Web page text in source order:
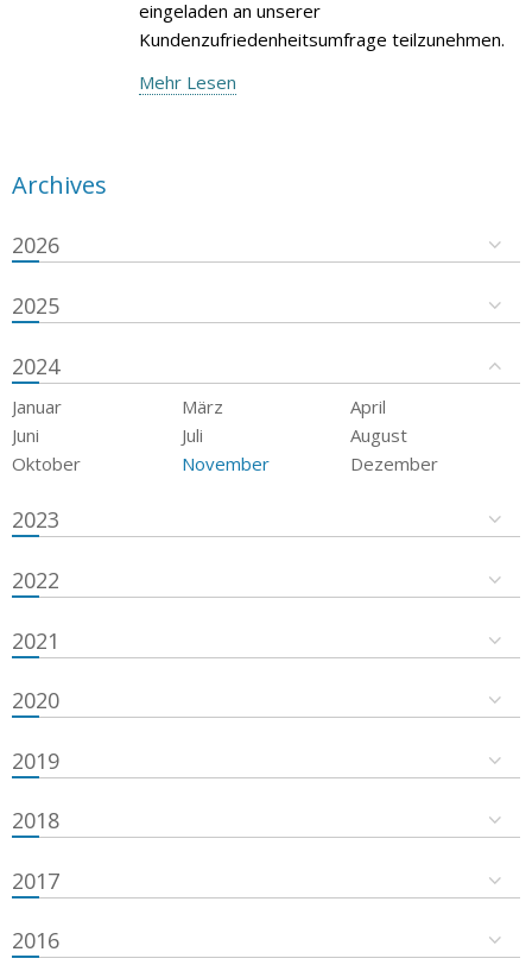
eingeladen an unserer
Kundenzufriedenheitsumfrage teilzunehmen.
Mehr Lesen
Archives
2026
2025
2024
Januar März
April
Juni
Juli
August
Oktober
November Dezember
2023
2022
2021
2020
2019
2018
2017
2016